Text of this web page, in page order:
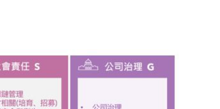
運的真實故事
社工如何改變生命的故事